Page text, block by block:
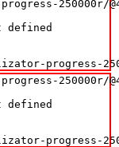
250000r/
defined
progress-
250000r/
defined
progress-